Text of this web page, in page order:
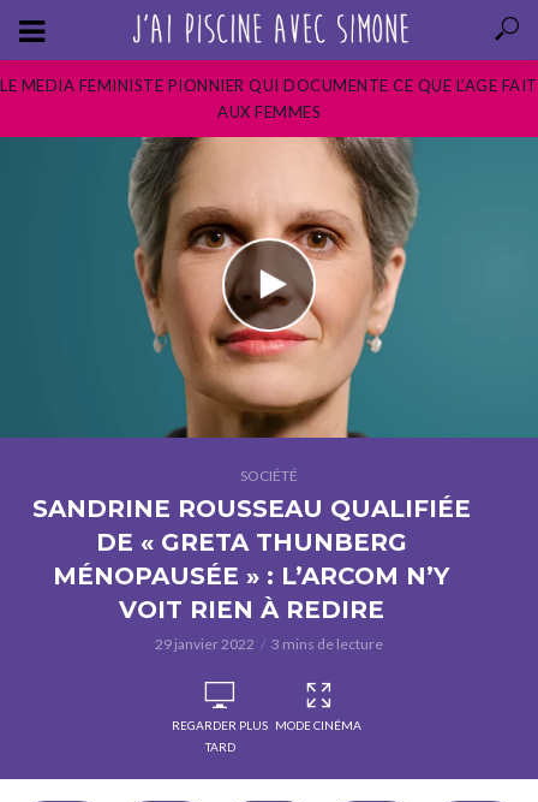
LE MEDIA FEMINISTE PIONNIER QUI DOCUMENTE CE QUE L’AGE FAIT
AUX FEMMES
SOCIÉTÉ
SANDRINE ROUSSEAU QUALIFIÉE
DE « GRETA THUNBERG
MÉNOPAUSÉE » : L’ARCOM N’Y
VOIT RIEN À REDIRE
29 janvier 2022 3 mins de lecture
REGARDER PLUS
TARD
MODE CINÉMA